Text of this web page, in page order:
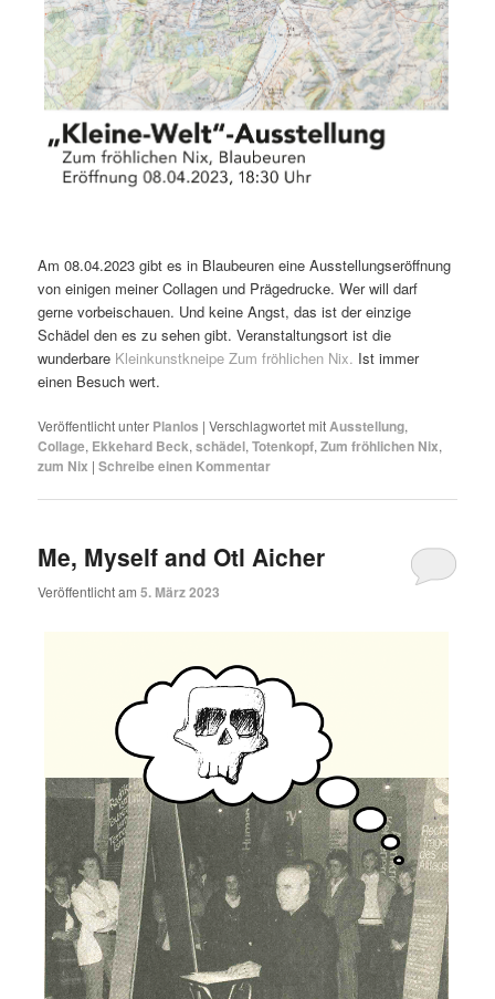
Am 08.04.2023 gibt es in Blaubeuren eine Ausstellungseröffnung
von einigen meiner Collagen und Prägedrucke. Wer will darf
gerne vorbeischauen. Und keine Angst, das ist der einzige
Schädel den es zu sehen gibt. Veranstaltungsort ist die
wunderbare Kleinkunstkneipe Zum fröhlichen Nix. Ist immer
einen Besuch wert.
Veröffentlicht unter Planlos |Verschlagwortet mitAusstellung,
Collage, Ekkehard Beck,schädel,Totenkopf,Zum fröhlichen Nix,
zum Nix |Schreibe einen Kommentar
Me, Myself and Otl Aicher
Veröffentlicht am5. März 2023